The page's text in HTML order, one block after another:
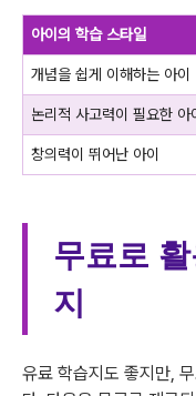
아이의 학습 스타일
개념을 쉽게 이해하는 아이
논리적 사고력이 필요한 아
창의력이 뛰어난 아이
무료로
지
유료 학습지도 좋지만,